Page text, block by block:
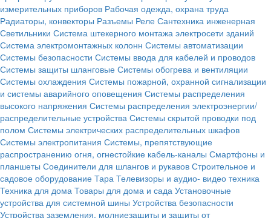
измерительных приборов Рабочая одежда, охрана труда
Радиаторы, конвекторы Разъемы Реле Сантехника инженерная
Светильники Система штекерного монтажа электросети зданий
Система электромонтажных колонн Системы автоматизации
Системы безопасности Системы ввода для кабелей и проводов
Системы защиты шланговые Системы обогрева и вентиляции
Системы охлаждения Системы пожарной, охранной сигнализации
и системы аварийного оповещения Системы распределения
высокого напряжения Системы распределения электроэнергии/
распределительные устройства Системы скрытой проводки под
полом Системы электрических распределительных шкафов
Системы электропитания Системы, препятствующие
распространению огня, огнестойкие кабель-каналы Смартфоны и
планшеты Соединители для шлангов и рукавов Строительное и
садовое оборудование Тара Телевизоры и аудио- видео техника
Техника для дома Товары для дома и сада Установочные
устройства для системной шины Устройства безопасности
Устройства заземления, молниезащиты и защиты от